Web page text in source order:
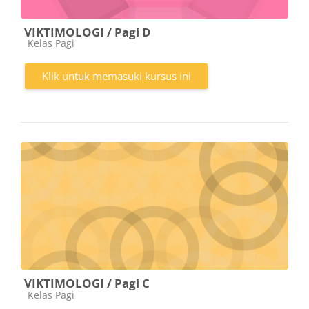
VIKTIMOLOGI / Pagi D
Kategori kursus
Kelas Pagi
Klik untuk memasuki kursus ini
VIKTIMOLOGI / Pagi C
Kategori kursus
Kelas Pagi